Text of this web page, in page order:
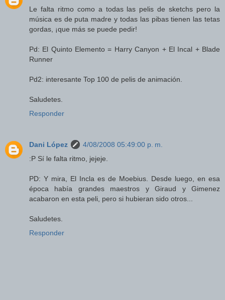
Le falta ritmo como a todas las pelis de sketchs pero la
música es de puta madre y todas las pibas tienen las tetas
gordas, ¡que más se puede pedir!
Pd: El Quinto Elemento = Harry Canyon + El Incal + Blade
Runner
Pd2: interesante Top 100 de pelis de animación.
Saludetes.
Responder
Dani López
4/08/2008 05:49:00 p. m.
:P Sí le falta ritmo, jejeje.
PD: Y mira, El Incla es de Moebius. Desde luego, en esa
época había grandes maestros y Giraud y Gimenez
acabaron en esta peli, pero si hubieran sido otros...
Saludetes.
Responder